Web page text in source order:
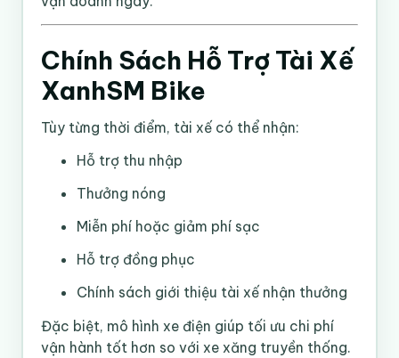
Chính Sách Hỗ Trợ Tài Xế
XanhSM Bike
Tùy từng thời điểm, tài xế có thể nhận:
Hỗ trợ thu nhập
Thưởng nóng
Miễn phí hoặc giảm phí sạc
Hỗ trợ đồng phục
Chính sách giới thiệu tài xế nhận thưởng
Đặc biệt, mô hình xe điện giúp tối ưu chi phí
vận hành tốt hơn so với xe xăng truyền thống.